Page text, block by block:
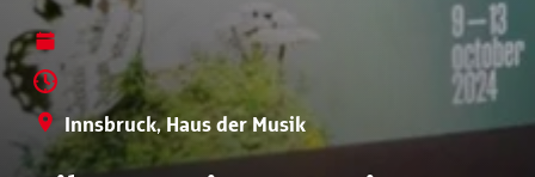
Innsbruck, Haus der Musik